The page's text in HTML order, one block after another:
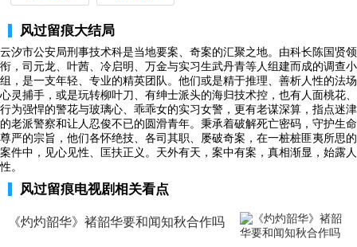
风过留痕大结局
云汐市公安局刑事技术科是当地要案、奇案的汇聚之地。由科长陈国贤领
衔，司元龙、叶茜、冷启明、万金与实习生武丹青等人组建而成的调查小
组，是一支年轻、专业的精英团队。他们或是精于推理、善析人性的法场
心灵捕手，或是玩转柳叶刀、有绅士派头的海归技术控，也有人面桃花、
行为强悍的警花与玻璃心、乖乖女的实习女警，更有老谋深算，指点迷津
的老派警察和让人忍俊不已的圆滑青年。秉承着破解死亡密码，守护生命
尊严的宗旨，他们各怀绝技、各司其职、屡破奇案，在一桩桩匪夷所思的
案件中，见心见性、匡扶正义。天外有天，案中有案，真相渐显，始露人
性。
风过留痕电视剧相关看点
《灼灼韶华》褚韶华要和闻知秋合作吗